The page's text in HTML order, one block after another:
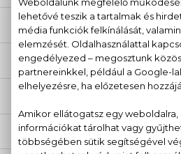
LEÍRÁS
ÉRTÉKELÉSEK (1)